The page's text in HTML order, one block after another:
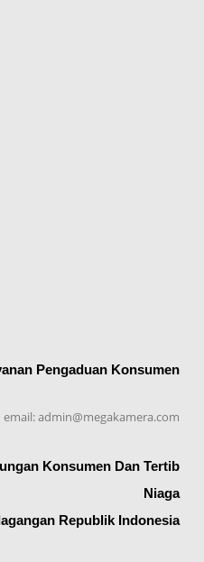
Pengaduan Konsumen
email: admin@megakamera.com
Konsumen Dan Tertib
Niaga
Republik Indonesia